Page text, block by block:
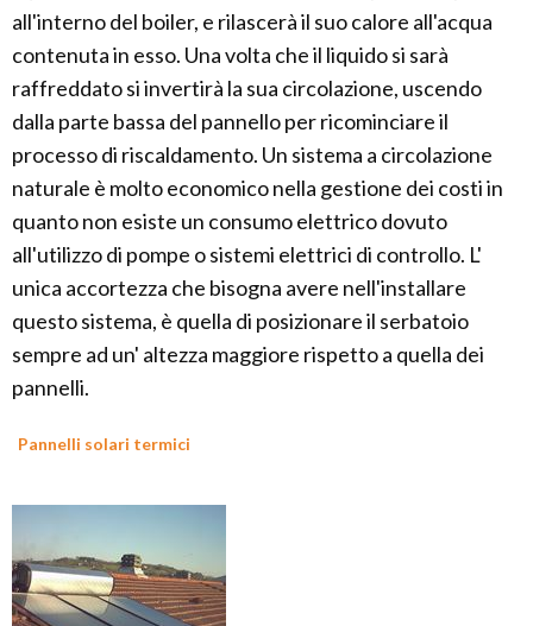
all'interno del boiler, e rilascerà il suo calore all'acqua
contenuta in esso. Una volta che il liquido si sarà
raffreddato si invertirà la sua circolazione, uscendo
dalla parte bassa del pannello per ricominciare il
processo di riscaldamento. Un sistema a circolazione
naturale è molto economico nella gestione dei costi in
quanto non esiste un consumo elettrico dovuto
all'utilizzo di pompe o sistemi elettrici di controllo. L'
unica accortezza che bisogna avere nell'installare
questo sistema, è quella di posizionare il serbatoio
sempre ad un' altezza maggiore rispetto a quella dei
pannelli.
Pannelli solari termici